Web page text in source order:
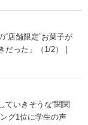
“店舗限定”お菓子が
った」（1/2） |
ていきそうな“関関
グ1位に学生の声